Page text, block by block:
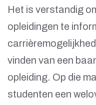
Het is verstandig
opleidingen te
vinden van een
opleiding. Op die
studenten een